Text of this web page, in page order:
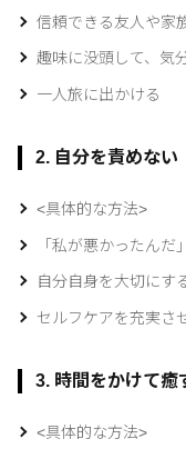
信頼できる友人や家
趣味に没頭して、気
一人旅に出かける
2. 自分を責めない
<具体的な方法>
「私が悪かったんだ
自分自身を大切にす
セルフケアを充実さ
3. 時間をかけて癒
<具体的な方法>